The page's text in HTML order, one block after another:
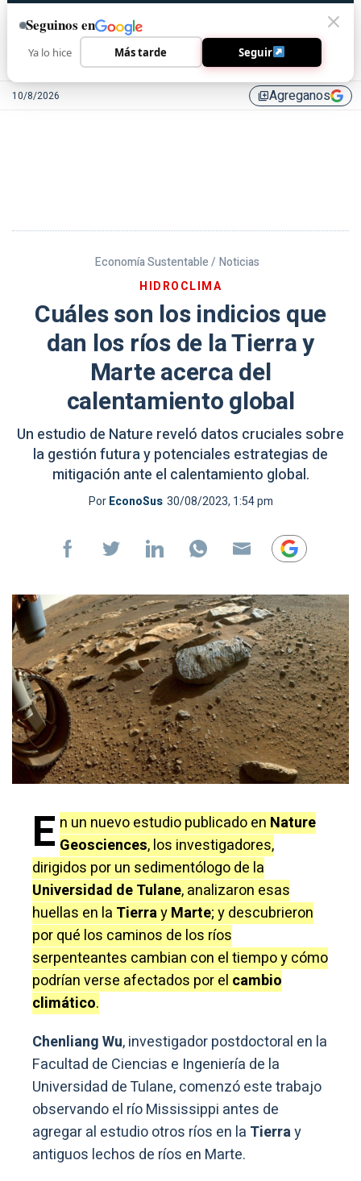
10/8/2026 library_addAgreganos
Economía Sustentable / Noticias
HIDROCLIMA
Cuáles son los indicios que
dan los ríos de la Tierra y
Marte acerca del
calentamiento global
Un estudio de Nature reveló datos cruciales sobre
la gestión futura y potenciales estrategias de
mitigación ante el calentamiento global.
PorEconoSus 30/08/2023, 1:54 pm
E n un nuevo estudio publicado en Nature
Geosciences, los investigadores,
dirigidos por un sedimentólogo de la
Universidad de Tulane, analizaron esas
huellas en la TierrayMarte; y descubrieron
por qué los caminos de los ríos
serpenteantes cambian con el tiempo y cómo
podrían verse afectados por el cambio
climático.
Chenliang Wu, investigador postdoctoral en la
Facultad de Ciencias e Ingeniería de la
Universidad de Tulane, comenzó este trabajo
observando el río Mississippi antes de
agregar al estudio otros ríos en la Tierray
antiguos lechos de ríos en Marte.
Seguinos en
Ya lo hice Más tarde Seguir